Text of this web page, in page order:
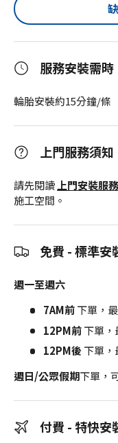
服務安裝需時
輪胎安裝約15分鐘/條
上門服務須知
請先閱讀 上門安裝服
施工空間。
免費 - 標準安
週一至週六
7AM前下單，
12PM前下單，
12PM後 下單，
週日/公眾假期下單，
付費 - 特快安